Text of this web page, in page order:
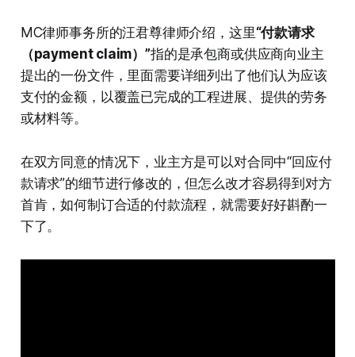
MC律师事务所的汪君尊律师介绍，这里“付款请求
（payment claim）”指的是承包商或供应商向业主
提出的一份文件，里面需要详细列出了他们认为应该
支付的金额，以覆盖已完成的工程进展、提供的劳务
或材料等。
在双方同意的情况下，业主方是可以对合同中“回应付
款请求”的细节进行修改的，但怎么改才容易得到对方
首肯，如何制订合适的付款流程，就需要好好斟酌一
下了。